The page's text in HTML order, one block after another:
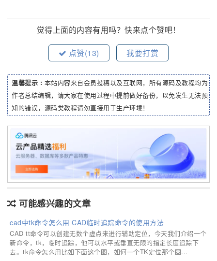
觉得上面的内容有用吗？快来点个赞吧！
点赞(13) 我要打赏
温馨提示 : 本站内容来自会员投稿以及互联网，所有源码及教程均为
作者总结编辑，请大家在使用过程中提前做好备份，以免发生无法预
知的错误，源码类教程请勿直接用于生产环境！
可能感兴趣的文章
cad中tk命令怎么用 CAD临时追踪命令的使用方法
CAD tt命令可以创建无数个虚点来进行辅助定位，今天我们介绍一个
新命令，tk，临时追踪，他可以水平或垂直无限的指定长度追踪下
去。tk命令怎么用比如下面这个图，如何一个TK定位那个圆...